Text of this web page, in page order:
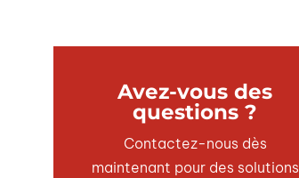
Avez-vous des
questions ?
Contactez-nous dès
maintenant pour des solutions